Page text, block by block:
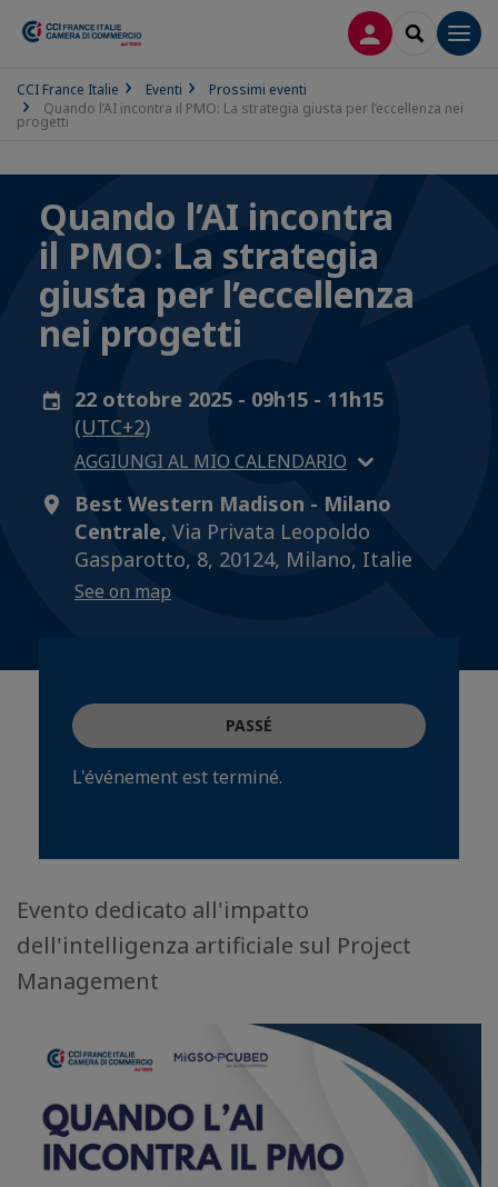
LOG INSEARCH
CCI France Italie Eventi
Prossimi eventi
Quando l’AI incontra il PMO: La strategia giusta per l’eccellenza nei
progetti
Quando l’AI incontra
il PMO: La strategia
giusta per l’eccellenza
nei progetti
22 ottobre 2025 - 09h15 - 11h15
(UTC+2)
AGGIUNGI AL MIO CALENDARIO
Best Western Madison - Milano
Centrale, Via Privata Leopoldo
Gasparotto, 8, 20124, Milano, Italie
See on map
PASSÉ
L'événement est terminé.
Evento dedicato all'impatto
dell'intelligenza artificiale sul Project
Management